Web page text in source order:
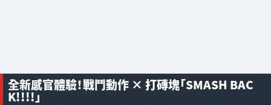
全新感官體驗！戰鬥動作 × 打磚塊「SMASH BAC
K!!!!」